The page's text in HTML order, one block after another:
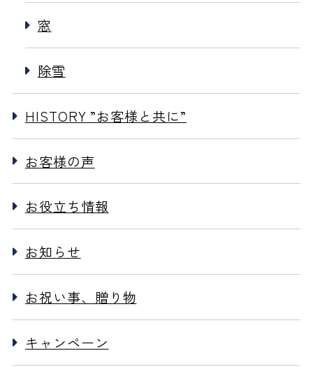
窓
除雪
HISTORY ”お客様と共に”
お客様の声
お役立ち情報
お知らせ
お祝い事、贈り物
キャンペーン